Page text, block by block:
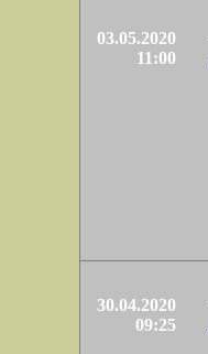
03.05.2020
11:00
30.04.2020
09:25